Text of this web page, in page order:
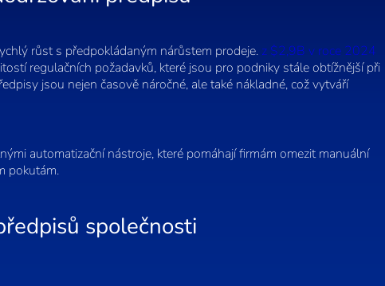
růst s předpokládaným nárůstem prodeje. z $2,9B v roce 2024
regulačních požadavků, které jsou pro podniky stále obtížnější při
jsou nejen časově náročné, ale také nákladné, což vytváří
automatizační nástroje, které pomáhají firmám omezit manuální
pokutám.
společnosti